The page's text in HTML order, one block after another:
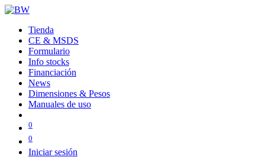
Tienda
CE & MSDS
Formulario
Info stocks
Financiación
News
Dimensiones & Pesos
Manuales de uso
0
0
Iniciar sesión